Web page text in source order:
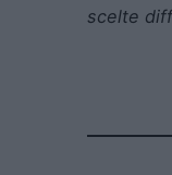
scelte